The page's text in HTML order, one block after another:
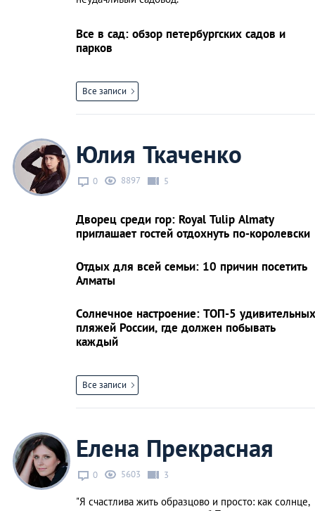
Все в сад: обзор петербургских садов и
парков
Все записи
Юлия Ткаченко
0 8897 5
Дворец среди гор: Royal Tulip Almaty
приглашает гостей отдохнуть по-королевски
Отдых для всей семьи: 10 причин посетить
Алматы
Солнечное настроение: ТОП-5 удивительных
пляжей России, где должен побывать
каждый
Все записи
Елена Прекрасная
0 5603 3
"Я счастлива жить образцово и просто: как солнце,